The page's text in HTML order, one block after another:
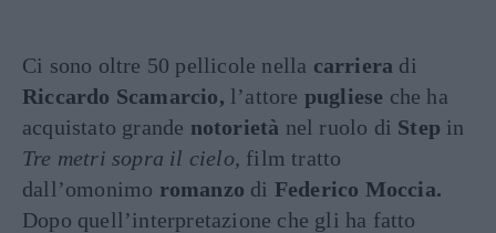
Ci sono oltre 50 pellicole nella carriera di
Riccardo Scamarcio, l’attore pugliese che ha
acquistato grande notorietà nel ruolo di Step in
Tre metri sopra il cielo, film tratto
dall’omonimo romanzo di Federico Moccia.
Dopo quell’interpretazione che gli ha fatto